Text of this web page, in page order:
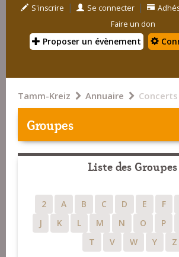
S'inscrire | Se connecter |
Faire un don
Proposer un évènement
Tamm-Kreiz Annuaire Concerts
Groupes
Liste des Groupes
2 A B C D E F
J
K L M N O P
T
V W Y Z